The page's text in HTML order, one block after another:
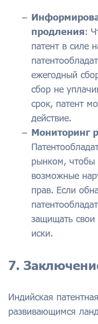
продления:
патент в силе
ежегодный
сбор не
срок, патент
действие.
Мониторинг
рынком,
возможные
прав. Если
защищать свои
иски.
7.
Индийская
развивающимся